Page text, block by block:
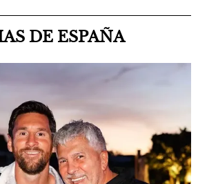
DE ESPAÑA